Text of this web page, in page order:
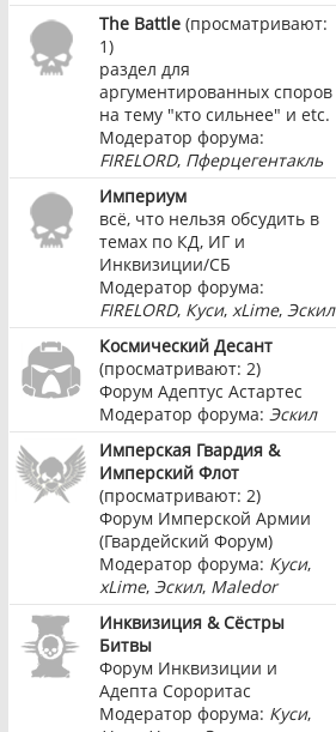
The Battle (просматривают:
1)
раздел для
аргументированных споров
на тему "кто сильнее" и etc.
Модератор форума:
FIRELORD, Пферцегентакль
Империум
всё, что нельзя обсудить в
темах по КД, ИГ и
Инквизиции/СБ
Модератор форума:
FIRELORD, Куси, xLime, Эскил
Космический Десант
(просматривают: 2)
Форум Адептус Астартес
Модератор форума: Эскил
Имперская Гвардия &
Имперский Флот
(просматривают: 2)
Форум Имперской Армии
(Гвардейский Форум)
Модератор форума: Куси,
xLime, Эскил, Maledor
Инквизиция & Сёстры
Битвы
Форум Инквизиции и
Адепта Сороритас
Модератор форума: Куси,